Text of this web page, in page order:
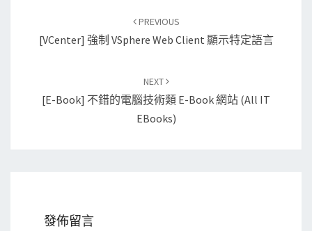
PREVIOUS
[vCenter] 強制 VSphere Web Client 顯示特定語言
NEXT
[E-Book] 不錯的電腦技術類 E-Book 網站 (All IT
EBooks)
發佈留言